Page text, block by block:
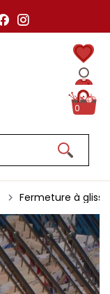
0
Fermeture à